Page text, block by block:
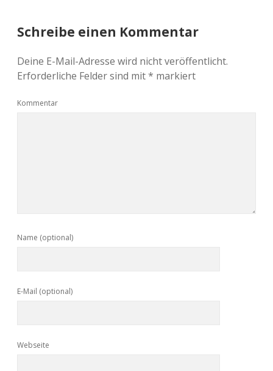
Schreibe einen Kommentar
Deine E-Mail-Adresse wird nicht veröffentlicht.
Erforderliche Felder sind mit* markiert
Kommentar
Name (optional)
E-Mail (optional)
Webseite